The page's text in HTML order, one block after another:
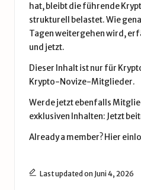
hat, bleibt die führende
strukturell belastet. Wie
Tagen weitergehen wird,
und jetzt.
Dieser Inhalt ist nur für
Krypto-Novize-Mitglieder.
Werde jetzt ebenfalls
exklusiven Inhalten: Jetzt
Already a member? Hier
Last updated on Juni 4, 2026